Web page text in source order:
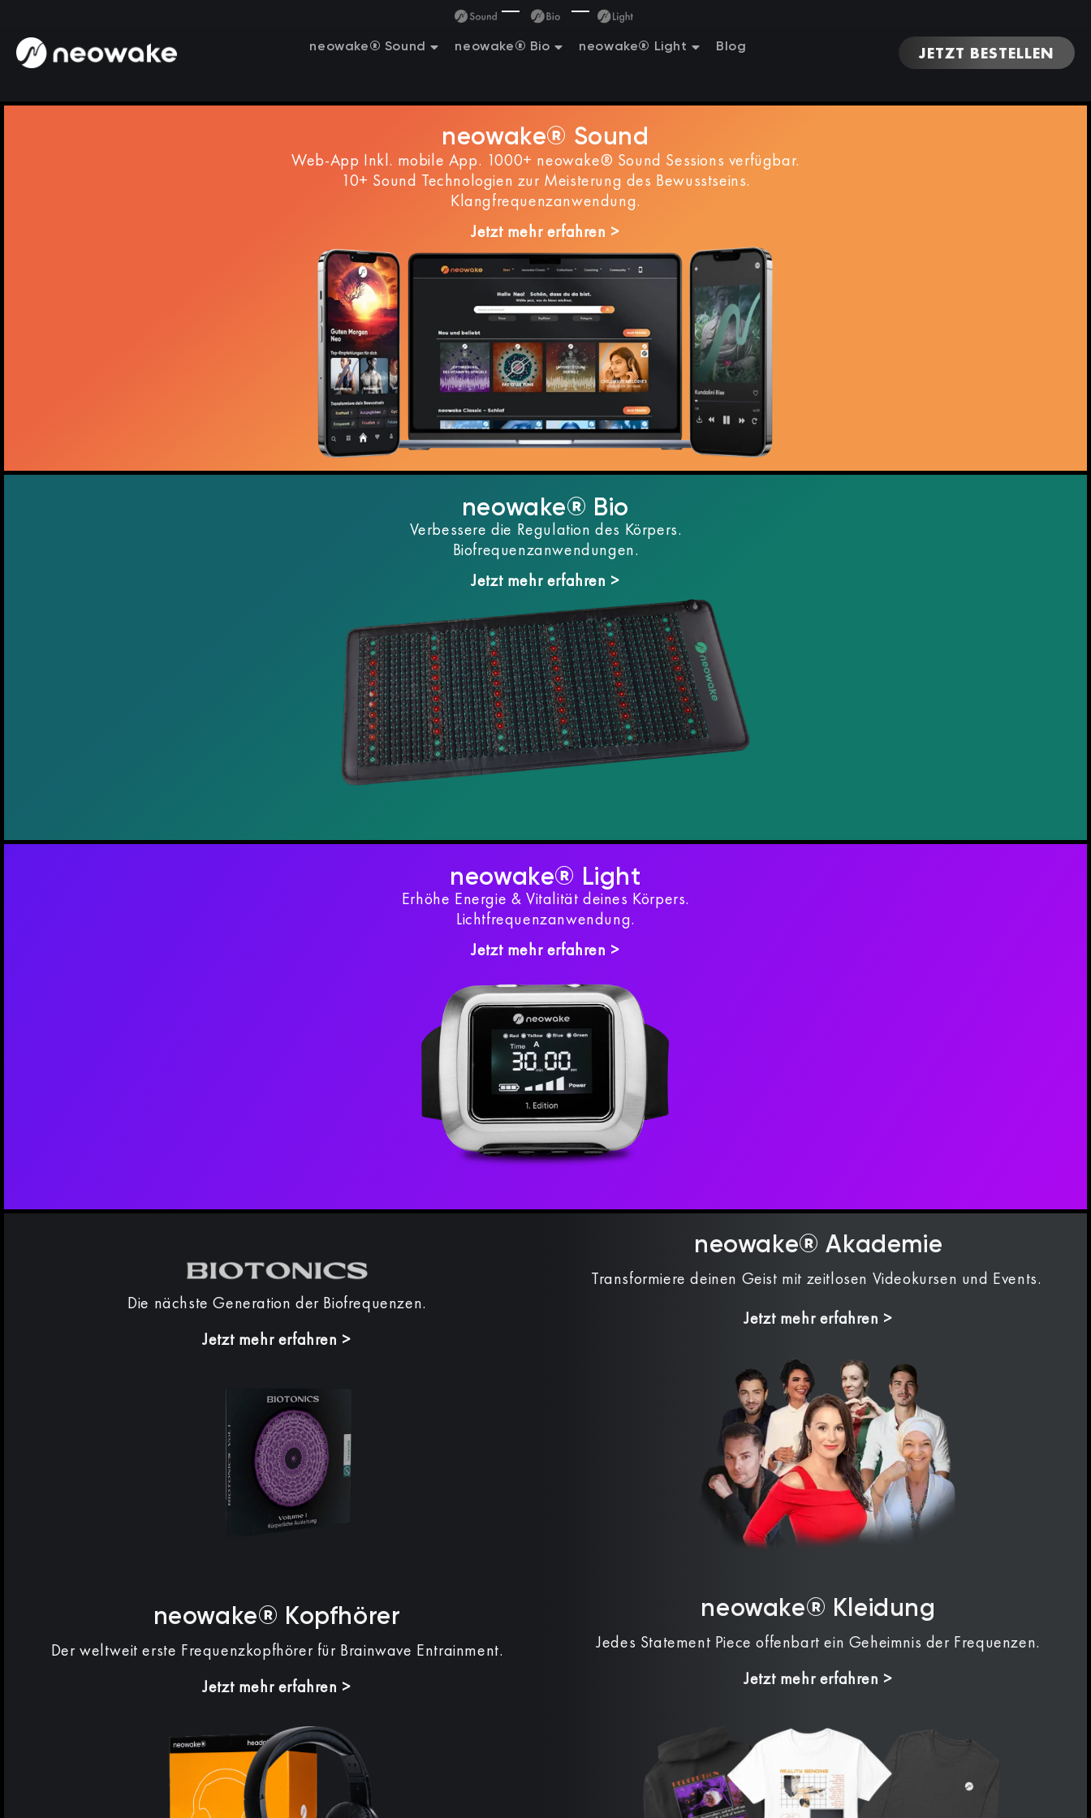
neowake® Sound neowake® Bio neowake® Light Blog JETZT BESTELLEN
neowake® Sound
Web-App Inkl. mobile App. 1000+ neowake® Sound Sessions verfügbar.
10+ Sound Technologien zur Meisterung des Bewusstseins.
Klangfrequenzanwendung.
Jetzt mehr erfahren >
neowake® Bio
Verbessere die Regulation des Körpers.
Biofrequenzanwendungen.
Jetzt mehr erfahren >
neowake® Light
Erhöhe Energie & Vitalität deines Körpers.
Lichtfrequenzanwendung.
Jetzt mehr erfahren >
Die nächste Generation der Biofrequenzen.
Jetzt mehr erfahren >
neowake® Akademie
Transformiere deinen Geist mit zeitlosen Videokursen und Events.
Jetzt mehr erfahren >
neowake® Kopfhörer
Der weltweit erste Frequenzkopfhörer für Brainwave Entrainment.
Jetzt mehr erfahren >
neowake® Kleidung
Jedes Statement Piece offenbart ein Geheimnis der Frequenzen.
Jetzt mehr erfahren >